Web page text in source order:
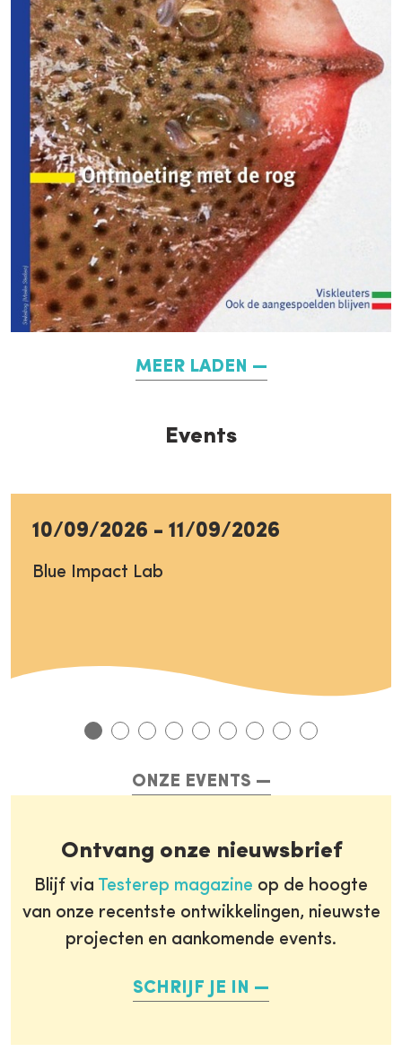
MEER LADEN
Events
10/09/2026 - 11/09/2026
Blue Impact Lab
ONZE EVENTS
Ontvang onze nieuwsbrief
Blijf via Testerep magazine op de hoogte
van onze recentste ontwikkelingen, nieuwste
projecten en aankomende events.
SCHRIJF JE IN